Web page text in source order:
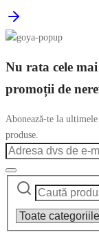
Nu rata cele
promoții de
Abonează-te la
produse.
Caută